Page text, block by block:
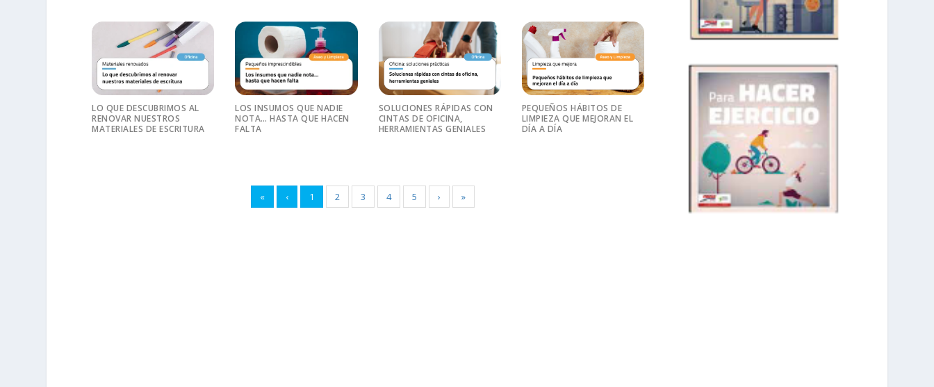
LO QUE DESCUBRIMOS AL
RENOVAR NUESTROS
MATERIALES DE ESCRITURA
LOS INSUMOS QUE NADIE
NOTA… HASTA QUE HACEN
FALTA
SOLUCIONES RÁPIDAS CON
CINTAS DE OFICINA,
HERRAMIENTAS GENIALES
PEQUEÑOS HÁBITOS DE
LIMPIEZA QUE MEJORAN EL
DÍA A DÍA
« ‹ 1 2 3 4 5 › »